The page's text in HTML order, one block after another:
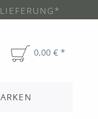
0,00 € *